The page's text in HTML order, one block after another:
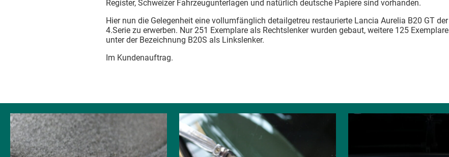
Register, Schweizer Fahrzeugunterlagen und natürlich deutsche Papiere sind vorhanden.
Hier nun die Gelegenheit eine vollumfänglich detailgetreu restaurierte Lancia Aurelia B20 GT der
4.Serie zu erwerben. Nur 251 Exemplare als Rechtslenker wurden gebaut, weitere 125 Exemplare
unter der Bezeichnung B20S als Linkslenker.
Im Kundenauftrag.